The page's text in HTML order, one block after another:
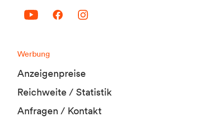
Werbung
Anzeigenpreise
Reichweite / Statistik
Anfragen / Kontakt